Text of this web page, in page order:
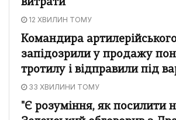
витрати
12 ХВИЛИН ТОМУ
Командира
запідозрили у продажу
тротилу і відправили під
33 ХВИЛИНИ ТОМУ
"Є розуміння, як посилити